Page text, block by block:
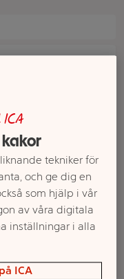
tekniker för
och ge dig en
som hjälp i vår
av våra digitala
inställningar i alla
ICA